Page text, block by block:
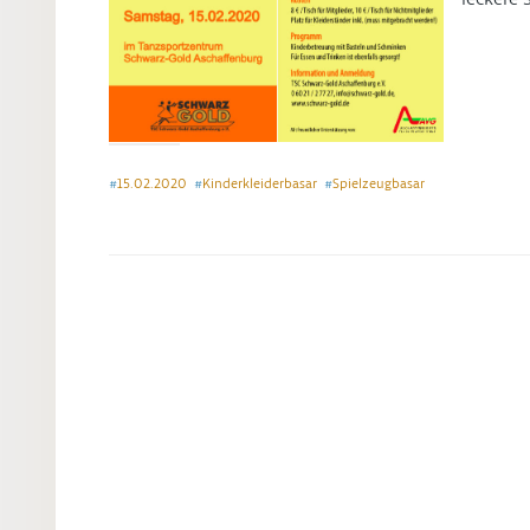
#15.02.2020 #Kinderkleiderbasar #Spielzeugbasar